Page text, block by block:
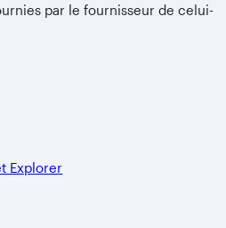
par le fournisseur de celui-
Explorer